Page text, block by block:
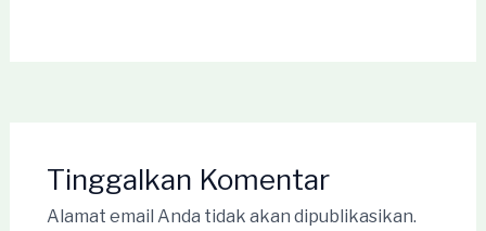
Tinggalkan Komentar
Alamat email Anda tidak akan dipublikasikan.